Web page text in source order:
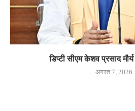
डिप्टी सीएम केशव प्रसाद
अगस्त 7, 2026